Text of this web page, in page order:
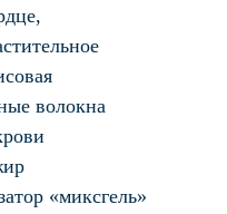
волокна
«миксгель»